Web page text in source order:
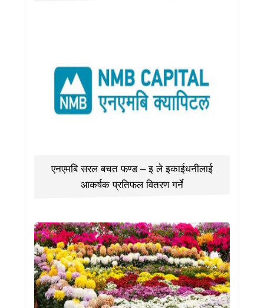
एनएमबि सरल बचत फण्ड – इ ले इकाईधनीलाई
आकर्षक प्रतिफल वितरण गर्ने